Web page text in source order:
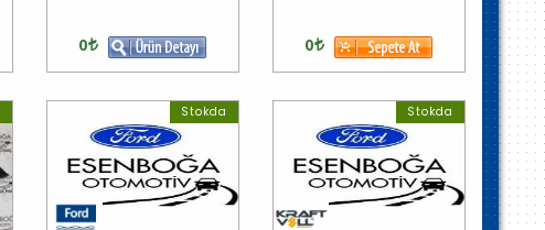
0 0
Stokda Stokda